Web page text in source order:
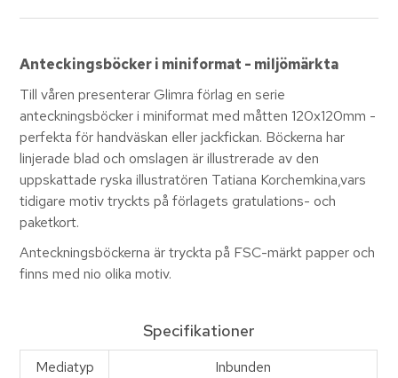
Anteckingsböcker i miniformat - miljömärkta
Till våren presenterar Glimra förlag en serie
anteckningsböcker i miniformat med måtten 120x120mm -
perfekta för handväskan eller jackfickan. Böckerna har
linjerade blad och omslagen är illustrerade av den
uppskattade ryska illustratören Tatiana Korchemkina,vars
tidigare motiv tryckts på förlagets gratulations- och
paketkort.
Anteckningsböckerna är tryckta på FSC-märkt papper och
finns med nio olika motiv.
Specifikationer
Mediatyp
Inbunden